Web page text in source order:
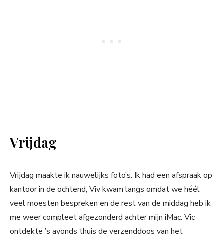
Vrijdag
Vrijdag maakte ik nauwelijks foto’s. Ik had een afspraak op
kantoor in de ochtend, Viv kwam langs omdat we héél
veel moesten bespreken en de rest van de middag heb ik
me weer compleet afgezonderd achter mijn iMac. Vic
ontdekte ’s avonds thuis de verzenddoos van het